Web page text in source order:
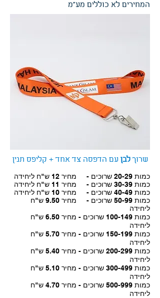
המחירים לא כוללים מע"מ
שרוך לבן עם הדפסה צד אחד + קליפס תנין
כמות 20-29 שרוכים - מחיר 12
ש"ח ליחידה
כמות 30-39 שרוכים - מחיר 11
ש"ח ליחידה
כמות 40-49 שרוכים - מחיר 10
ש"ח ליחידה
כמות 50-99 שרוכים - מחיר 9.50 ש"ח
ליחידה
כמות 100-149 שרוכים - מחיר 6.50 ש"ח
ליחידה
כמות 150-199 שרוכים - מחיר 5.70 ש"ח
ליחידה
כמות 200-299 שרוכים - מחיר 5.40 ש"ח
ליחידה
כמות 300-499 שרוכים - מחיר 5.10 ש"ח
ליחידה
כמות 500-999 שרוכים - מחיר 4.70 ש"ח
ליחידה